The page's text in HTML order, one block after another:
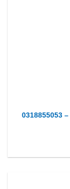
0318855053